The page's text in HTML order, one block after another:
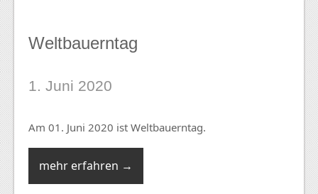
Weltbauerntag
1. Juni 2020
Am 01. Juni 2020 ist Weltbauerntag.
mehr erfahren →